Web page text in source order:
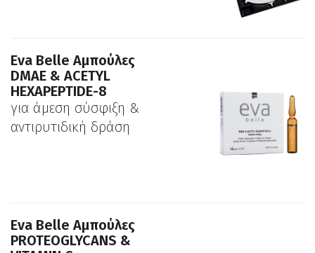
Eva Belle Αμπούλες
DMAE & ACETYL
HEXAPEPTIDE-8
για άμεση σύσφιξη &
αντιρυτιδική δράση
Eva Belle Αμπούλες
PROTEOGLYCANS &